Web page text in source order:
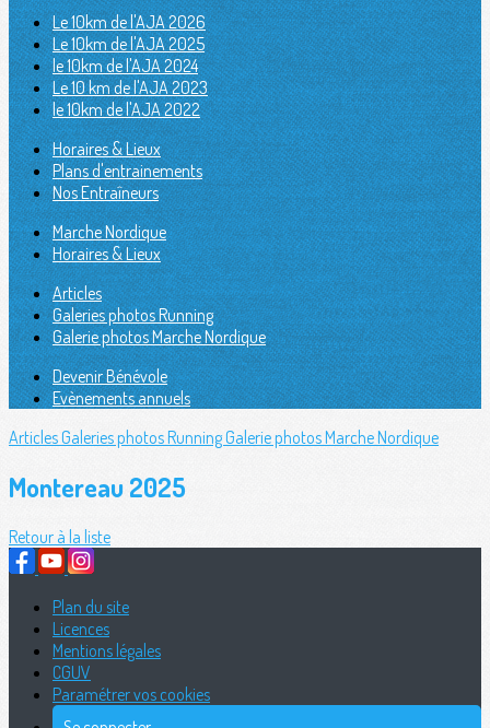
Le 10km de l'AJA 2026
Le 10km de l'AJA 2025
le 10km de l'AJA 2024
Le 10 km de l'AJA 2023
le 10km de l'AJA 2022
Horaires & Lieux
Plans d'entrainements
Nos Entraîneurs
Marche Nordique
Horaires & Lieux
Articles
Galeries photos Running
Galerie photos Marche Nordique
Devenir Bénévole
Evènements annuels
ArticlesGaleries photos RunningGalerie photos Marche Nordique
Montereau 2025
Retour à la liste
Plan du site
Licences
Mentions légales
CGUV
Paramétrer vos cookies